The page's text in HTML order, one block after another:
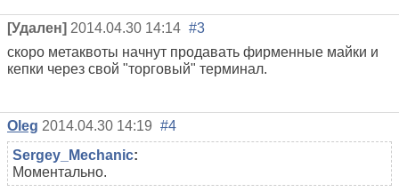
[Удален] 2014.04.30 14:14 #3
скоро метаквоты начнут продавать фирменные майки и
кепки через свой "торговый" терминал.
Oleg 2014.04.30 14:19 #4
Sergey_Mechanic:
Моментально.